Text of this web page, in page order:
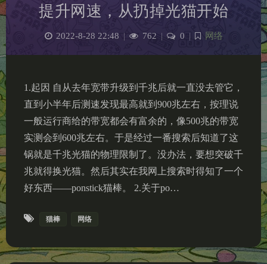
夜间模式
提升网速，从扔掉光猫开始
2022-8-28 22:48 | 762 | 0 | 网络
1.起因 自从去年宽带升级到千兆后就一直没去管它，
直到小半年后测速发现最高就到900兆左右，按理说
一般运行商给的带宽都会有富余的，像500兆的带宽
实测会到600兆左右。于是经过一番搜索后知道了这
锅就是千兆光猫的物理限制了。没办法，要想突破千
兆就得换光猫。然后其实在我网上搜索时得知了一个
好东西——ponstick猫棒。 2.关于po…
猫棒 网络